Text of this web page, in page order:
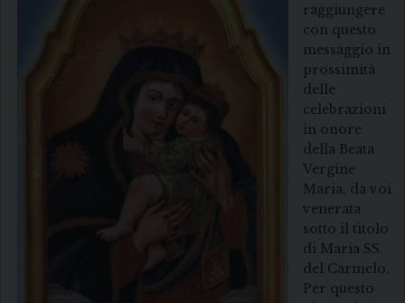
raggiungere
con questo
messaggio in
prossimità
delle
celebrazioni
in onore
della Beata
Vergine
Maria, da voi
venerata
sotto il titolo
di Maria SS.
del Carmelo.
Per questo